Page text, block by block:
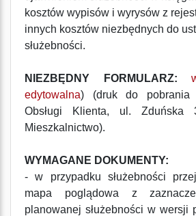
kosztów wypisów i wyrysów z
innych kosztów niezbędnych do
służebności.
NIEZBĘDNY FORMULARZ:
edytowalna) (druk do pobrania
Obsługi Klienta, ul. Zduńska
Mieszkalnictwo).
WYMAGANE DOKUMENTY:
- w przypadku służebności
mapa poglądowa z
planowanej służebności w wersji